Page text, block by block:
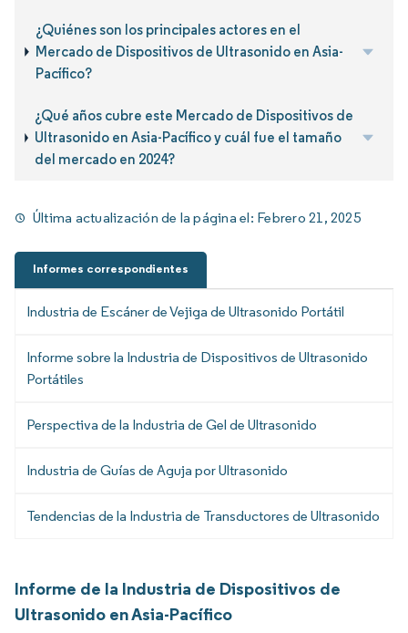
¿Quiénes son los principales actores en el
Mercado de Dispositivos de Ultrasonido en Asia-
Pacífico?
¿Qué años cubre este Mercado de Dispositivos de
Ultrasonido en Asia-Pacífico y cuál fue el tamaño
del mercado en 2024?
Última actualización de la página el: Febrero 21, 2025
Informes correspondientes
Industria de Escáner de Vejiga de Ultrasonido Portátil
Informe sobre la Industria de Dispositivos de Ultrasonido
Portátiles
Perspectiva de la Industria de Gel de Ultrasonido
Industria de Guías de Aguja por Ultrasonido
Tendencias de la Industria de Transductores de Ultrasonido
Informe de la Industria de Dispositivos de
Ultrasonido en Asia-Pacífico